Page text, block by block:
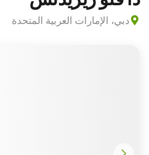
دبي، الإمارات العربية المتحدة